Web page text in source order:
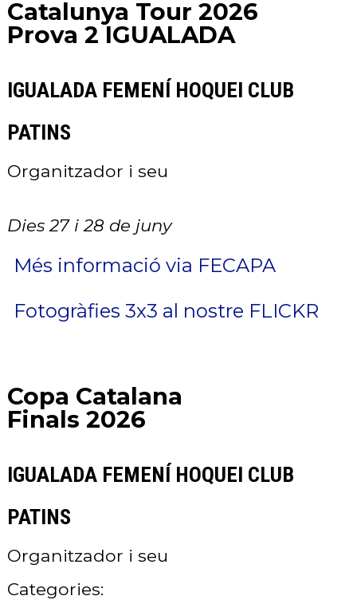
Catalunya Tour 2026
Prova 2 IGUALADA
IGUALADA FEMENÍ HOQUEI CLUB
PATINS
Organitzador i seu
Dies 27 i 28 de juny
Més informació via FECAPA
Fotogràfies 3x3 al nostre FLICKR
Copa Catalana
Finals 2026
IGUALADA FEMENÍ HOQUEI CLUB
PATINS
Organitzador i seu
Categories: